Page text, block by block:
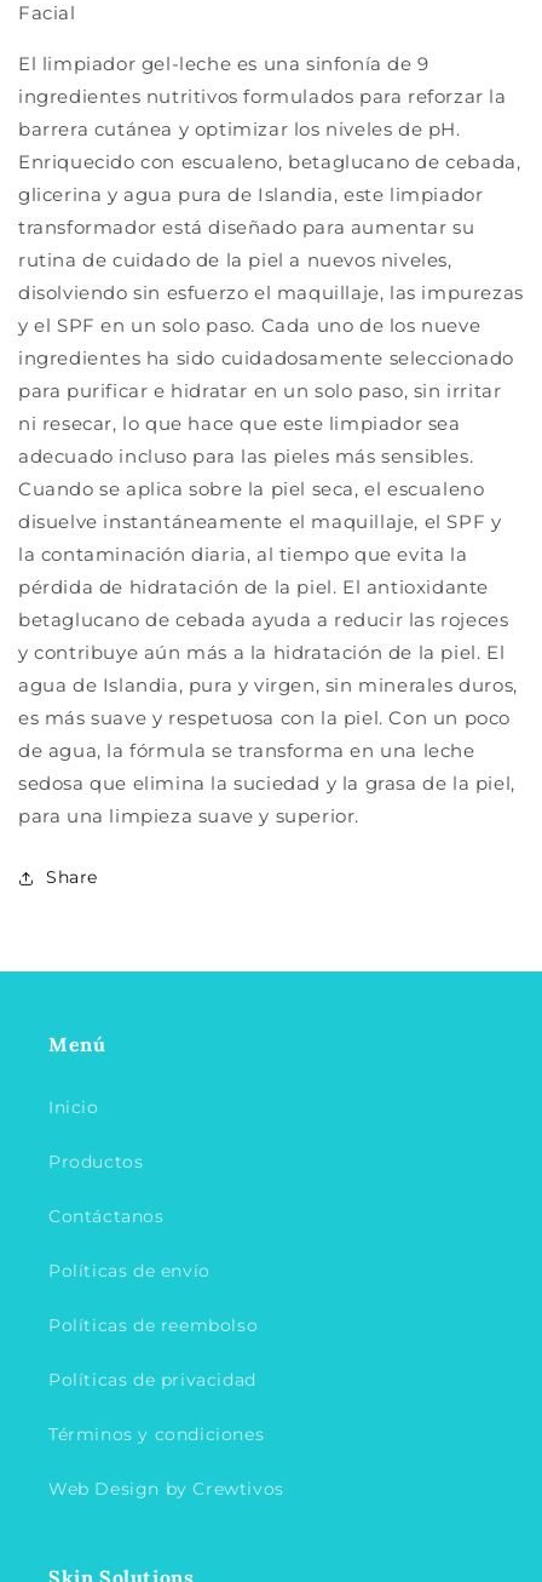
Facial
El limpiador gel-leche es una sinfonía de 9
ingredientes nutritivos formulados para reforzar la
barrera cutánea y optimizar los niveles de pH.
Enriquecido con escualeno, betaglucano de cebada,
glicerina y agua pura de Islandia, este limpiador
transformador está diseñado para aumentar su
rutina de cuidado de la piel a nuevos niveles,
disolviendo sin esfuerzo el maquillaje, las impurezas
y el SPF en un solo paso. Cada uno de los nueve
ingredientes ha sido cuidadosamente seleccionado
para purificar e hidratar en un solo paso, sin irritar
ni resecar, lo que hace que este limpiador sea
adecuado incluso para las pieles más sensibles.
Cuando se aplica sobre la piel seca, el escualeno
disuelve instantáneamente el maquillaje, el SPF y
la contaminación diaria, al tiempo que evita la
pérdida de hidratación de la piel. El antioxidante
betaglucano de cebada ayuda a reducir las rojeces
y contribuye aún más a la hidratación de la piel. El
agua de Islandia, pura y virgen, sin minerales duros,
es más suave y respetuosa con la piel. Con un poco
de agua, la fórmula se transforma en una leche
sedosa que elimina la suciedad y la grasa de la piel,
para una limpieza suave y superior.
Share
Menú
Inicio
Productos
Contáctanos
Políticas de envío
Políticas de reembolso
Políticas de privacidad
Términos y condiciones
Web Design by Crewtivos
Skin Solutions